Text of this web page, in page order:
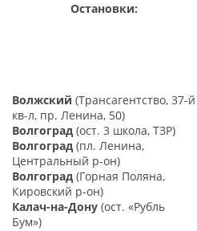
Остановки:
Волжский (Трансагентство, 37-й
кв-л, пр. Ленина, 50)
Волгоград (ост. 3 школа, ТЗР)
Волгоград (пл. Ленина,
Центральный р-он)
Волгоград (Горная Поляна,
Кировский р-он)
Калач-на-Дону (ост. «Рубль
Бум»)